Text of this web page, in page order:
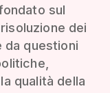
sul
dei
questioni
qualità della